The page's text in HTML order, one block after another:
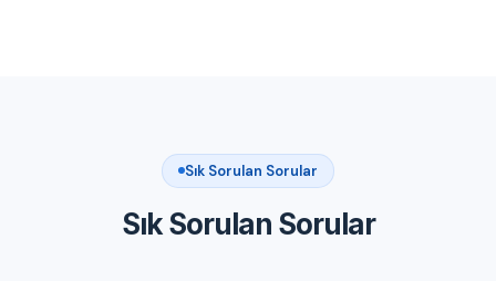
Sık Sorulan Sorular
Sık Sorulan Sorular